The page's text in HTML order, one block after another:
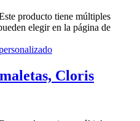
producto tiene múltiples
elegir en la página de
Cloris